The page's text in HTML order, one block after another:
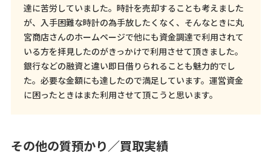
達に苦労していました。時計を売却することも考えました
が、入手困難な時計の為手放したくなく、そんなときに丸
宮商店さんのホームページで他にも資金調達で利用されて
いる方を拝見したのがきっかけで利用させて頂きました。
銀行などの融資と違い即日借りられることも魅力的でし
た。必要な金額にも達したので満足しています。運営資金
に困ったときはまた利用させて頂こうと思います。
その他の質預かり／買取実績